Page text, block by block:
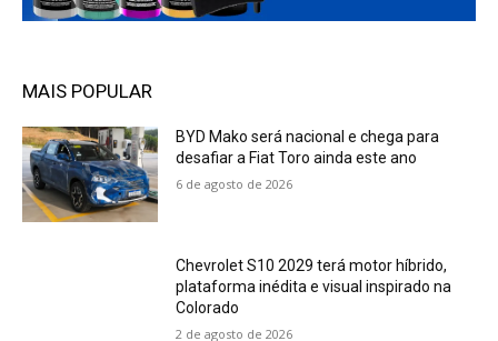
MAIS POPULAR
BYD Mako será nacional e chega para
desafiar a Fiat Toro ainda este ano
6 de agosto de 2026
Chevrolet S10 2029 terá motor híbrido,
plataforma inédita e visual inspirado na
Colorado
2 de agosto de 2026